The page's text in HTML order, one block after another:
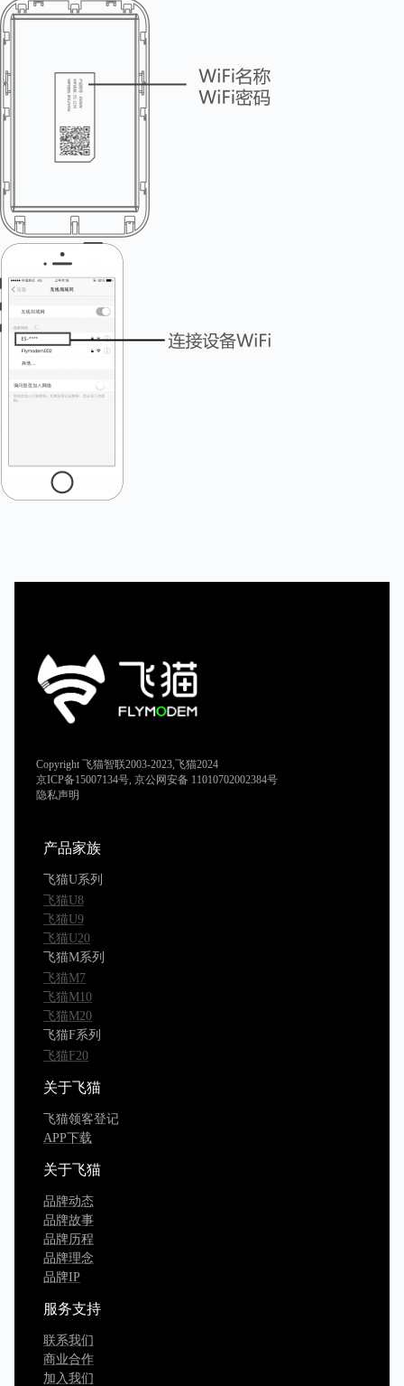
Copyright 飞猫智联2003-2023,飞猫2024
京ICP备15007134号, 京公网安备 11010702002384号
隐私声明
产品家族
飞猫U系列
飞猫U8
飞猫U9
飞猫U20
飞猫M系列
飞猫M7
飞猫M10
飞猫M20
飞猫F系列
飞猫F20
关于飞猫
飞猫领客登记
APP下载
关于飞猫
品牌动态
品牌故事
品牌历程
品牌理念
品牌IP
服务支持
联系我们
商业合作
加入我们